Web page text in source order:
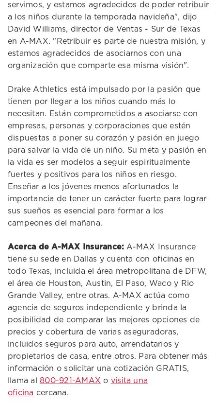
servimos, y estamos agradecidos de poder retribuir
a los niños durante la temporada navideña", dijo
David Williams, director de Ventas - Sur de Texas
en A-MAX. "Retribuir es parte de nuestra misión, y
estamos agradecidos de asociarnos con una
organización que comparte esa misma visión".
Drake Athletics está impulsado por la pasión que
tienen por llegar a los niños cuando más lo
necesitan. Están comprometidos a asociarse con
empresas, personas y corporaciones que estén
dispuestas a poner su corazón y pasión en juego
para salvar la vida de un niño. Su meta y pasión en
la vida es ser modelos a seguir espiritualmente
fuertes y positivos para los niños en riesgo.
Enseñar a los jóvenes menos afortunados la
importancia de tener un carácter fuerte para lograr
sus sueños es esencial para formar a los
campeones del mañana.
Acerca de A-MAX Insurance: A-MAX Insurance
tiene su sede en Dallas y cuenta con oficinas en
todo Texas, incluida el área metropolitana de DFW,
el área de Houston, Austin, El Paso, Waco y Rio
Grande Valley, entre otras. A-MAX actúa como
agencia de seguros independiente y brinda la
posibilidad de comparar las mejores opciones de
precios y cobertura de varias aseguradoras,
incluidos seguros para auto, arrendatarios y
propietarios de casa, entre otros. Para obtener más
información o solicitar una cotización GRATIS,
llama al800-921-AMAX o visita una
oficina cercana.